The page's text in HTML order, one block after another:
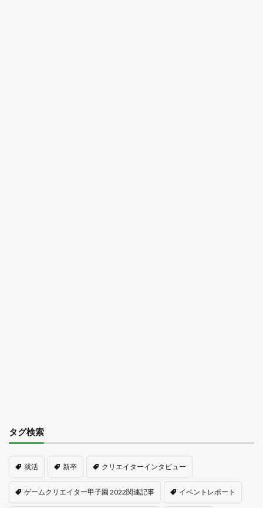
タグ検索
就活 新卒 クリエイターインタビュー
ゲームクリエイター甲子園 2022関連記事 イベントレポート